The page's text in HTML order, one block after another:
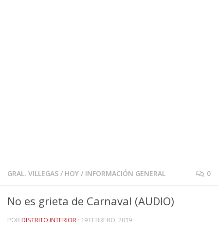
GRAL. VILLEGAS / HOY / INFORMACIÓN GENERAL 0
No es grieta de Carnaval (AUDIO)
PORDISTRITO INTERIOR · 19 FEBRERO, 2019